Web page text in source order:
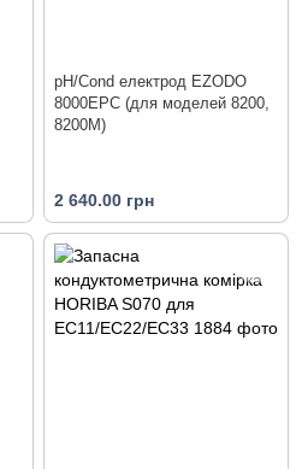
pH/Cond електрод EZODO
8000EPC (для моделей 8200,
8200M)
2 640.00 грн